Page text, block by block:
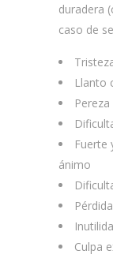
duradera
caso de
Llanto
Pereza
Fuerte
ánimo
Culpa